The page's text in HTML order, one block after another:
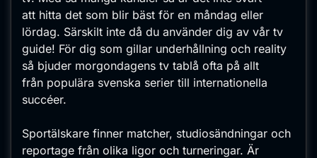
att hitta det som blir bäst för en måndag eller
lördag. Särskilt inte då du använder dig av vår tv
guide! För dig som gillar underhållning och reality
så bjuder morgondagens tv tablå ofta på allt
från populära svenska serier till internationella
succéer.
Sportälskare finner matcher, studiosändningar och
reportage från olika ligor och turneringar. Är